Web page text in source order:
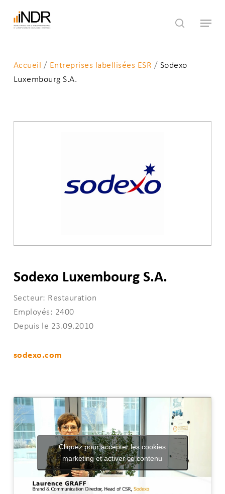
search
Menu
Accueil / Entreprises labellisées ESR / Sodexo
Luxembourg S.A.
Sodexo Luxembourg S.A.
Secteur: Restauration
Employés: 2400
Depuis le 23.09.2010
sodexo.com
Cliquez pour accepter les cookies
marketing et activer ce contenu